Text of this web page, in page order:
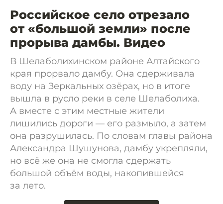
Российское село отрезало
от «большой земли» после
прорыва дамбы. Видео
В Шелаболихинском районе Алтайского
края прорвало дамбу. Она сдерживала
воду на Зеркальных озёрах, но в итоге
вышла в русло реки в селе Шелаболиха.
А вместе с этим местные жители
лишились дороги — его размыло, а затем
она разрушилась. По словам главы района
Александра Шушунова, дамбу укрепляли,
но всё же она не смогла сдержать
большой объём воды, накопившейся
за лето.